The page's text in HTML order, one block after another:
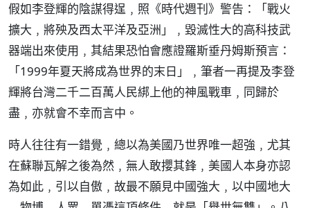
假如李登輝的陰謀得逞﹐照《時代週刊》警告：「戰火
擴大﹐將殃及西太平洋及亞洲」﹐毀滅性大的高科技武
器端出來使用﹐其結果恐怕會應證羅斯垂丹姆斯預言：
「1999年夏天將成為世界的末日」﹐筆者一再提及李登
輝將台灣二千二百萬人民綁上他的神風戰車﹐同歸於
盡﹐亦就會不幸而言中。
時人往往有一錯覺﹐總以為美國乃世界唯一超強﹐尤其
在蘇聯瓦解之後為然﹐無人敢攖其鋒﹐美國人本身亦認
為如此﹐引以自傲﹐故最不願見中國強大﹐以中國地大